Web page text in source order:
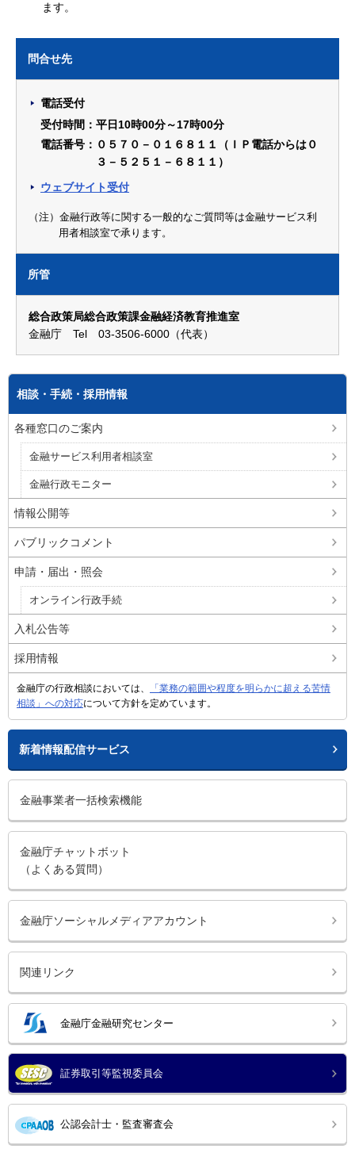
ます。
問合せ先
電話受付
受付時間：平日10時00分～17時00分
電話番号：０５７０－０１６８１１（ＩＰ電話からは０
３－５２５１－６８１１）
ウェブサイト受付
（注）金融行政等に関する一般的なご質問等は金融サービス利
用者相談室で承ります。
所管
総合政策局総合政策課金融経済教育推進室
金融庁 Tel 03-3506-6000（代表）
相談・手続・採用情報
各種窓口のご案内
金融サービス利用者相談室
金融行政モニター
情報公開等
パブリックコメント
申請・届出・照会
オンライン行政手続
入札公告等
採用情報
金融庁の行政相談においては、
「業務の範囲や程度を明らかに超える苦情
相談」への対応について方針を定めています。
新着情報配信サービス
金融事業者一括検索機能
金融庁チャットボット
（よくある質問）
金融庁ソーシャルメディアアカウント
関連リンク
金融庁金融研究センター
証券取引等監視委員会
公認会計士・監査審査会